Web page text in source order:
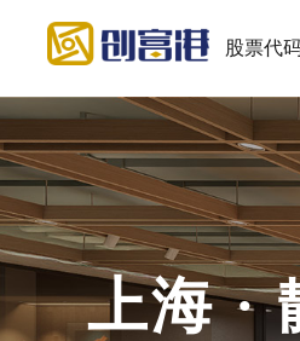
股票代
上海 ·